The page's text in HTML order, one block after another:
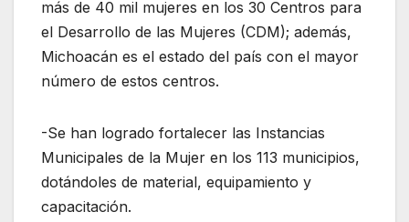
más de 40 mil mujeres en los 30 Centros para
el Desarrollo de las Mujeres (CDM); además,
Michoacán es el estado del país con el mayor
número de estos centros.
-Se han logrado fortalecer las Instancias
Municipales de la Mujer en los 113 municipios,
dotándoles de material, equipamiento y
capacitación.